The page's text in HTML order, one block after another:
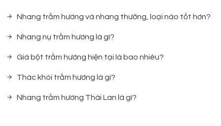
Nhang trầm hương và nhang thường, loại nào tốt hơn?
Nhang nụ trầm hương là gì?
Giá bột trầm hương hiện tại là bao nhiêu?
Thác khói trầm hương là gì?
Nhang trầm hương Thái Lan là gì?